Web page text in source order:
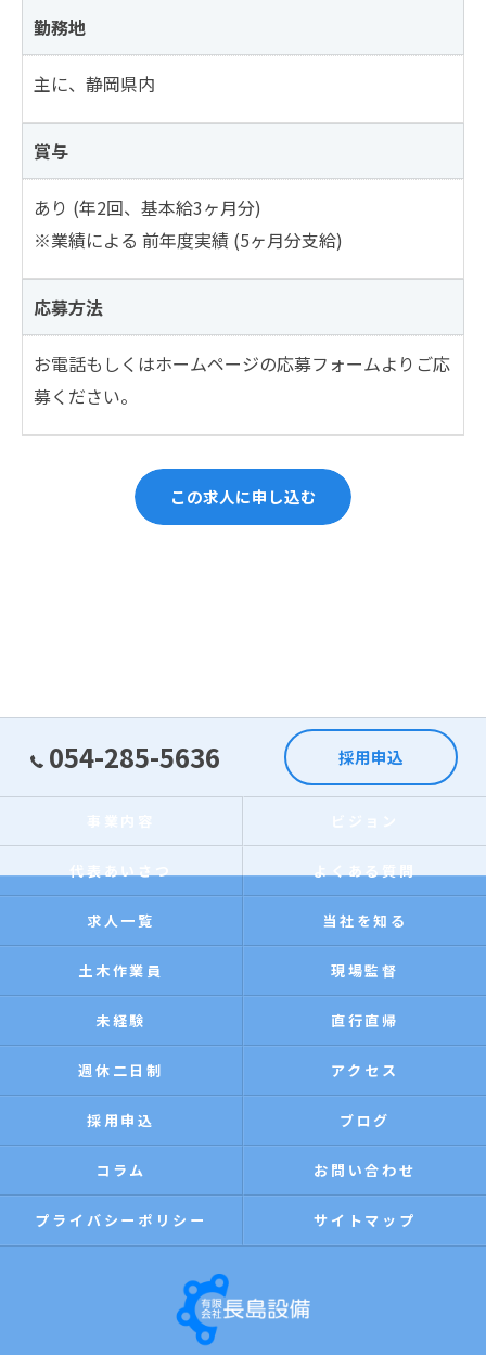
勤務地
主に、静岡県内
賞与
あり (年2回、基本給3ヶ月分)
※業績による 前年度実績 (5ヶ月分支給)
応募方法
お電話もしくはホームページの応募フォームよりご応
募ください。
この求人に申し込む
054-285-5636 採用申込
代表あいさつ よくある質問
求人一覧 当社を知る
土木作業員 現場監督
未経験 直行直帰
週休二日制 アクセス
採用申込 ブログ
コラム お問い合わせ
プライバシーポリシー サイトマップ